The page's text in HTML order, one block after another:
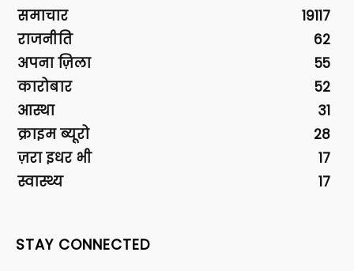
समाचार
19117
राजनीति
62
अपना ज़िला
55
कारोबार
52
आस्था
31
क्राइम ब्यूरो
28
ज़रा इधर भी
17
स्वास्थ्य
17
STAY CONNECTED